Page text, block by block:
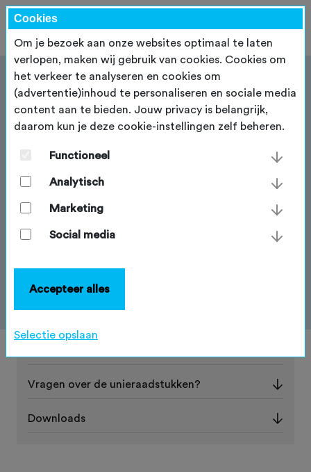
Unieraadsvergadering 2026
Op 6 juni 2026 vindt de jaarlijkse
unieraadsvergadering plaats in Echteld (Duikenburg).
vergaderboek (inclusief de tarieven en begroting
2027), het jaarverslag en de jaarcijfers 2025 en het
jaarplan 2027.
Vragen over de unieraadstukken?
Downloads
Cookies
Om je bezoek aan onze websites optimaal te laten
verlopen, maken wij gebruik van cookies. Cookies om
het verkeer te analyseren en cookies om
(advertentie)inhoud te personaliseren en sociale media
content aan te bieden. Jouw privacy is belangrijk,
daarom kun je deze cookie-instellingen zelf beheren.
Functioneel
Analytisch
Marketing
Social media
Accepteer alles
Selectie opslaan